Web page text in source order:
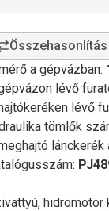
a gépvázban:
lévő
lévő
tömlők
lánckerék
hidromotor